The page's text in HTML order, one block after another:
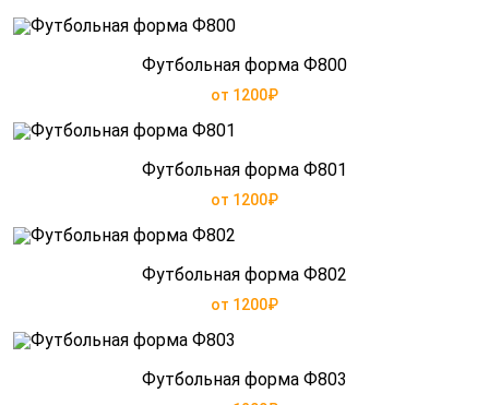
Футбольная форма Ф800
от 1200₽
Футбольная форма Ф801
от 1200₽
Футбольная форма Ф802
от 1200₽
Футбольная форма Ф803